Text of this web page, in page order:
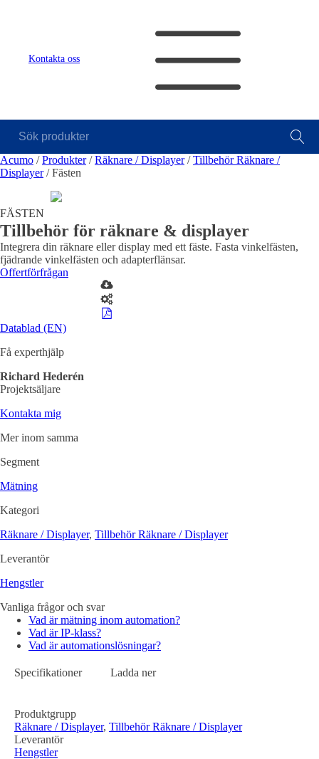
Kontakta oss
Visa allt
Se alla
kategorier
Se alla
leverantörer
Vi hjälper
gärna till!
LinjärenheterAxelkopplingarKulskruvar
Mätning
MätskalorRäknare / Displayer
Givare
Sök
produkter
Acumo /Produkter/Räknare / Displayer/Tillbehör Räknare /
Displayer/Fästen
FÄSTEN
Tillbehör för räknare & displayer
Integrera din räknare eller display med ett fäste. Fasta vinkelfästen,
fjädrande vinkelfästen och adapterflänsar.
Offertförfrågan
Datablad (EN)
Få experthjälp
Richard Hederén
Projektsäljare
Kontakta mig
Mer inom samma
Segment
Mätning
Kategori
Räknare / Displayer, Tillbehör Räknare / Displayer
Leverantör
Hengstler
Vanliga frågor och svar
Vad är mätning inom automation?
Vad är IP-klass?
Vad är automationslösningar?
Specifikationer Ladda ner
Produktgrupp
Räknare / Displayer, Tillbehör Räknare / Displayer
Leverantör
Hengstler